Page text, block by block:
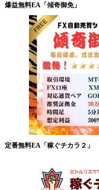
爆益無料EA「傾奇御免」
定番無料EA「稼ぐチカラ２」